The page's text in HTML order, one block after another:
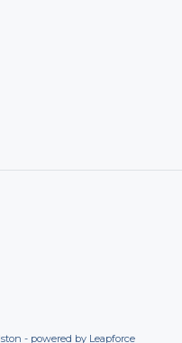
- powered by Leapforce